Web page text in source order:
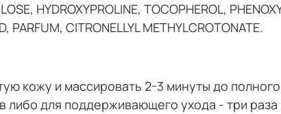
HYDROXYPROLINE, TOCOPHEROL,
PARFUM, CITRONELLYL METHYLCROTONATE.
кожу и массировать 2-3 минуты до
либо для поддерживающего ухода - три